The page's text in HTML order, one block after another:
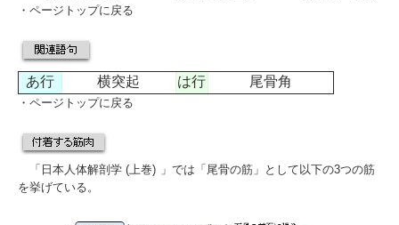
・ ページトップに戻る
あ行 横突起 は行 尾骨角
・ ページトップに戻る
「 日本人体解剖学 (上巻) 」では「尾骨の筋」として以下の3つの筋
を挙げている。